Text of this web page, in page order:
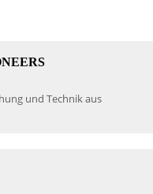
und Technik aus